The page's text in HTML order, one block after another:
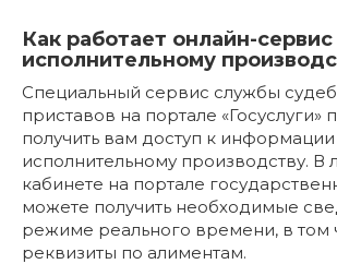
Как работает онлайн-
исполнительному
Специальный сервис службы
приставов на портале «Госуслуги»
получить вам доступ к
исполнительному производству. В
кабинете на портале
можете получить необходимые
режиме реального времени, в том
реквизиты по алиментам.